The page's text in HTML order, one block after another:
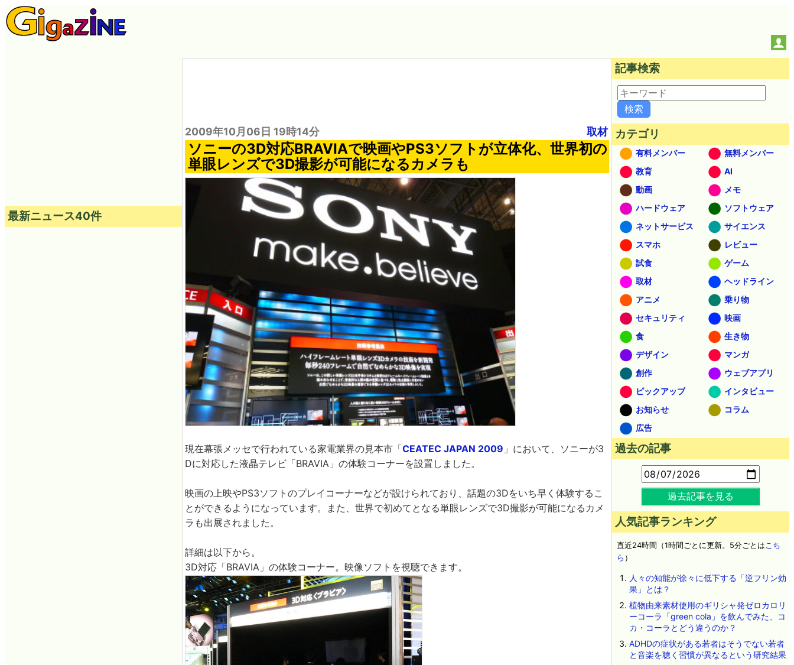
2009年10月06日 19時14分 取材
ソニーの3D対応BRAVIAで映画やPS3ソフトが立体化、世界初の
単眼レンズで3D撮影が可能になるカメラも
現在幕張メッセで行われている家電業界の見本市「CEATEC JAPAN 2009 」において、ソニーが3
Dに対応した液晶テレビ「BRAVIA」の体験コーナーを設置しました。
映画の上映やPS3ソフトのプレイコーナーなどが設けられており、話題の3Dをいち早く体験するこ
とができるようになっています。また、世界で初めてとなる単眼レンズで3D撮影が可能になるカメ
ラも出展されました。
詳細は以下から。
3D対応「BRAVIA」の体験コーナー。映像ソフトを視聴できます。
最新ニュース40件
記事検索
カテゴリ
有料メンバー
無料メンバー
教育
AI
動画
メモ
ハードウェア
ソフトウェア
ネットサービス
サイエンス
スマホ
レビュー
試食
ゲーム
取材
ヘッドライン
アニメ
乗り物
セキュリティ
映画
食
生き物
デザイン
マンガ
創作
ウェブアプリ
ピックアップ
インタビュー
お知らせ
コラム
広告
過去の記事
過去記事を見る
人気記事ランキング
直近24時間（1時間ごとに更新。5分ごとはこち
ら ）
人々の知能が徐々に低下する「逆フリン効
果」とは？
植物由来素材使用のギリシャ発ゼロカロリ
ーコーラ「green cola」を飲んでみた、コ
カ・コーラとどう違うのか？
ADHDの症状がある若者はそうでない若者
と音楽を聴く習慣が異なるという研究結果